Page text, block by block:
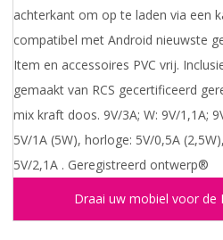
achterkant om op te laden via een
compatibel met Android nieuwste
Item en accessoires PVC vrij.
gemaakt van RCS gecertificeerd
mix kraft doos. 9V/3A; W: 9V/1,1A;
5V/1A (5W), horloge: 5V/0,5A
5V/2,1A . Geregistreerd ontwerp®
Draai uw mobiel voor de